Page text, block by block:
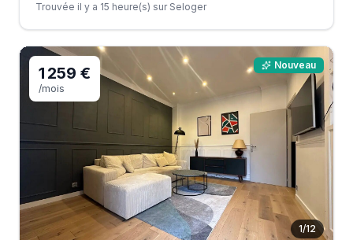
Trouvée il y a 15 heure(s) sur Seloger
1/12
1 259 €
/mois
Nouveau